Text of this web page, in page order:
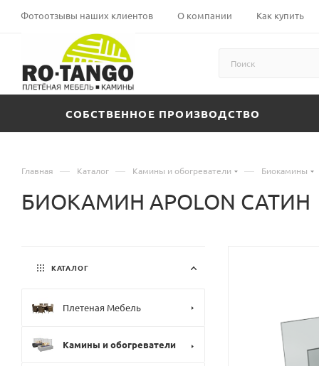
Фотоотзывы наших клиентов О компании Как купить
СОБСТВЕННОЕ ПРОИЗВОДСТВО
Главная — Каталог — Камины и обогреватели — Биокамины
БИОКАМИН APOLON САТИН
КАТАЛОГ
Плетеная Мебель
Камины и обогреватели